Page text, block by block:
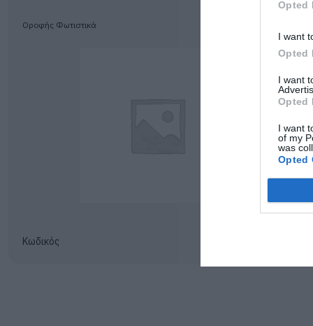
Opted
I want
Opted
I want
Opted
I want
of my
was
Opted
Οροφής Φωτιστικά
Κωδικός